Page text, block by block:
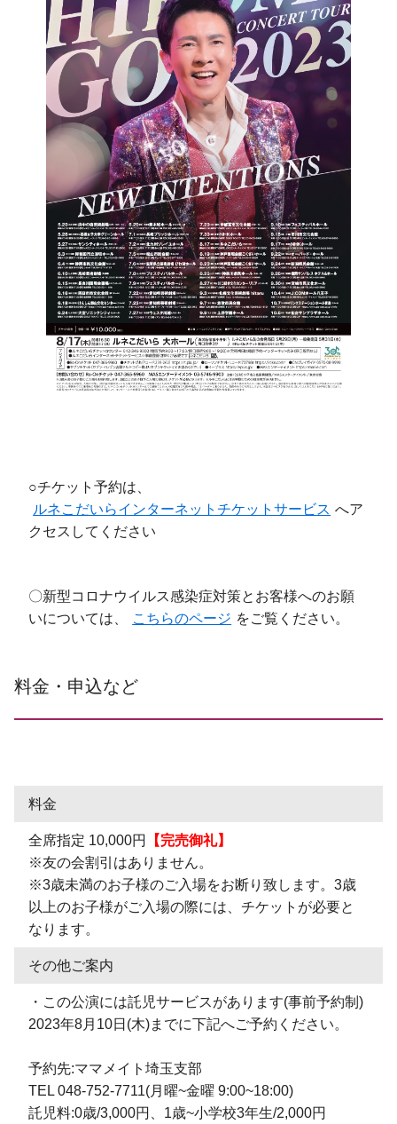
○チケット予約は、
ルネこだいらインターネットチケットサービス へア
クセスしてください
〇新型コロナウイルス感染症対策とお客様へのお願
いについては、
こちらのページ をご覧ください。
料金・申込など
料金
全席指定 10,000円
【完売御礼】
※友の会割引はありません。
※3歳未満のお子様のご入場をお断り致します。3歳
以上のお子様がご入場の際には、チケットが必要と
なります。
その他ご案内
・この公演には託児サービスがあります(事前予約制)
2023年8月10日(木)までに下記へご予約ください。
予約先:ママメイト埼玉支部
TEL 048-752-7711(月曜~金曜 9:00~18:00)
託児料:0歳/3,000円、1歳~小学校3年生/2,000円